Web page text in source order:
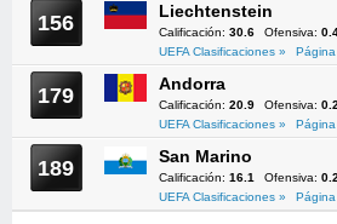
156 Liechtenstein
Calificación: 30.6 Ofensiva:
UEFA Clasificaciones »
179 Andorra
Calificación: 20.9 Ofensiva: 0.2
UEFA Clasificaciones »
189 San Marino
Calificación: 16.1 Ofensiva: 0.2
UEFA Clasificaciones »